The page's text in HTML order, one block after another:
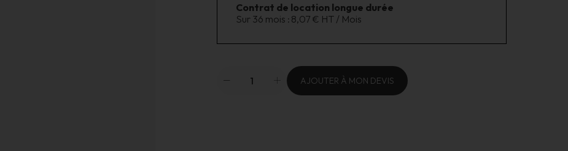
Contrat de location longue durée
Sur 36 mois : 8,07 € HT / Mois
AJOUTER À MON DEVIS